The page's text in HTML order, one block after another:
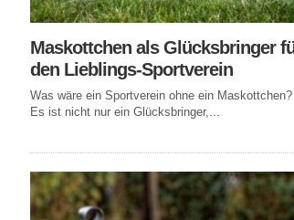
Maskottchen als Glücksbringer
den Lieblings-Sportverein
Was wäre ein Sportverein ohne ein Maskottchen?
Es ist nicht nur ein Glücksbringer,...